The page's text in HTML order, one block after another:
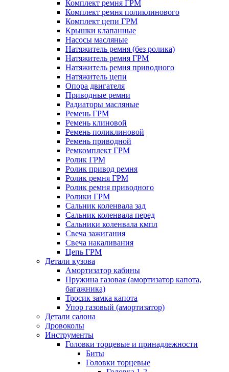
Комплект ремня ГРМ
Комплект ремня поликлинового
Комплект цепи ГРМ
Крышки клапанные
Насосы масляные
Натяжитель ремня (без ролика)
Натяжитель ремня ГРМ
Натяжитель ремня приводного
Натяжитель цепи
Опора двигателя
Приводные ремни
Радиаторы масляные
Ремень ГРМ
Ремень клиновой
Ремень поликлиновой
Ремень приводной
Ремкомплект ГРМ
Ролик ГРМ
Ролик привод ремня
Ролик ремня ГРМ
Ролик ремня приводного
Ролики ГРМ
Сальник коленвала зад
Сальник коленвала перед
Сальники коленвала кмпл
Свеча зажигания
Свеча накаливания
Цепь ГРМ
Детали кузова
Амортизатор кабины
Пружина газовая (амортизатор капота,
багажника)
Тросик замка капота
Упор газовый (амортизатор)
Детали салона
Дровоколы
Инструменты
Головки торцевые и принадлежности
Биты
Головки торцевые